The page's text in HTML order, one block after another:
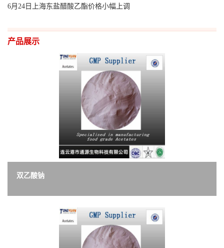
6月24日上海东盐醋酸乙酯价格小幅上调
产品展示
双乙酸钠